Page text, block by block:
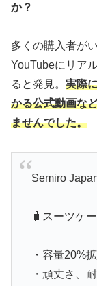
か？
多くの購入者が
YouTubeにリア
ると発見。 実際
かる公式動画な
ませんでした。
Semiro
🧳スーツケ
・容量20%
・頑丈さ、